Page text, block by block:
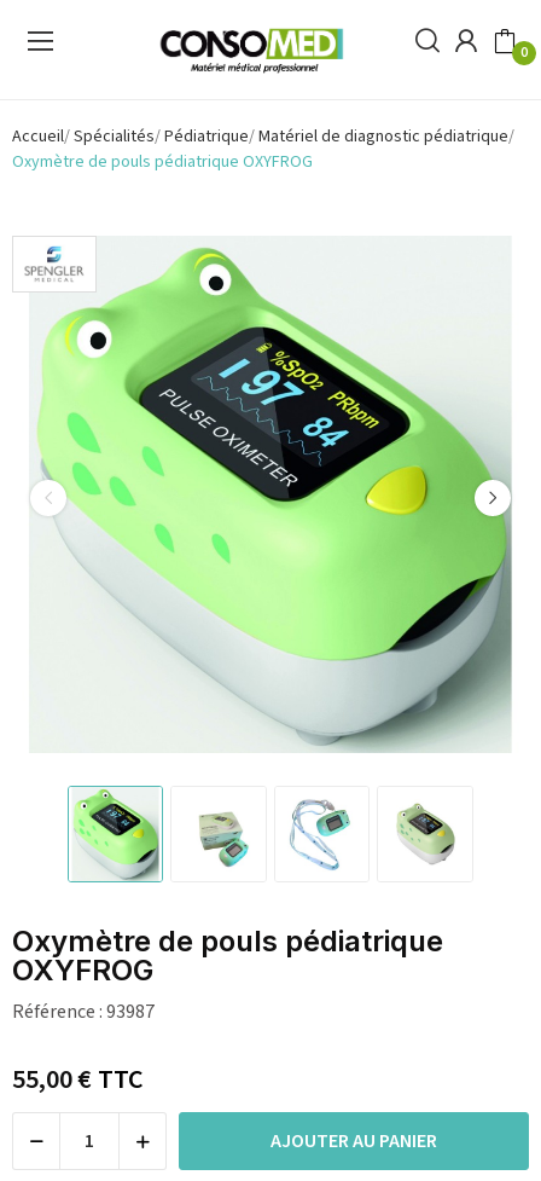
0
Accueil Spécialités Pédiatrique Matériel de diagnostic pédiatrique
Oxymètre de pouls pédiatrique OXYFROG
Oxymètre de pouls pédiatrique
OXYFROG
Référence :93987
55,00 €TTC
AJOUTER AU PANIER